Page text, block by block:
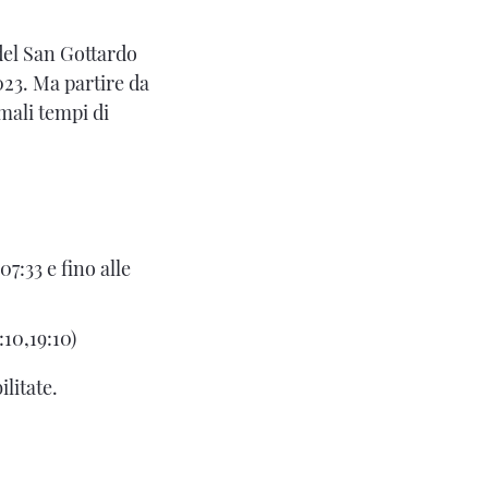
San Gottardo
Ma partire da
tempi di
e fino alle